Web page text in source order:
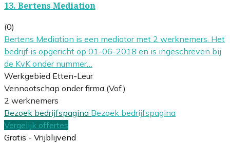
13. Bertens Mediation
(0)
Bertens Mediation is een mediator met 2 werknemers. Het
bedrijf is opgericht op 01-06-2018 en is ingeschreven bij
de KvK onder nummer…
Werkgebied Etten-Leur
Vennootschap onder firma (Vof.)
2 werknemers
Bezoek bedrijfspagina Bezoek bedrijfspagina
Vergelijk offertes
Gratis - Vrijblijvend